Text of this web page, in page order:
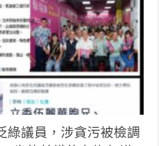
綠議員，涉貪污被檢調